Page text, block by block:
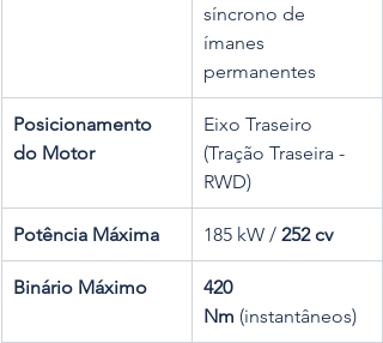
síncrono de
ímanes
permanentes
Posicionamento
do Motor
Eixo Traseiro
(Tração Traseira -
RWD)
Potência Máxima 185 kW / 252 cv
Binário Máximo
420
Nm (instantâneos)